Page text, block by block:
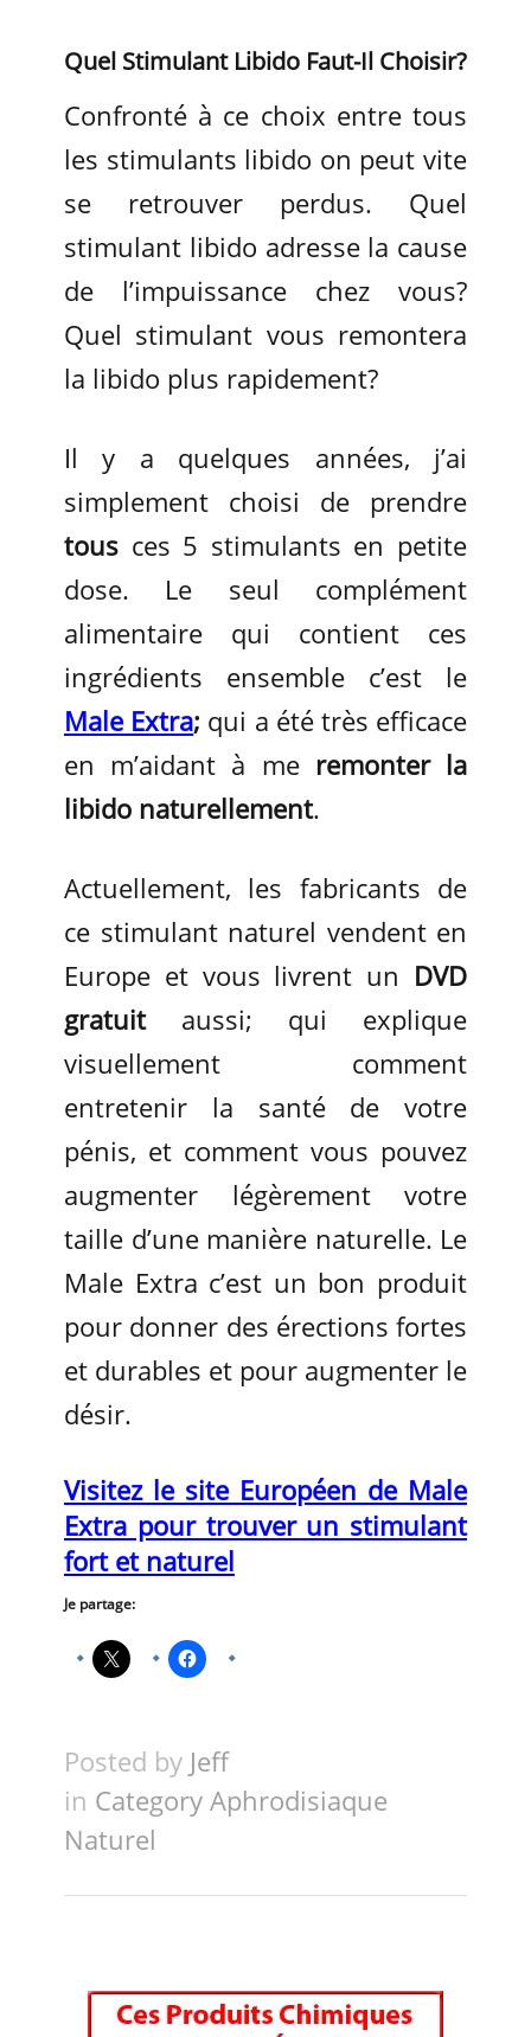
Quel Stimulant Libido Faut-Il Choisir?
Confronté à ce choix entre tous
les stimulants libido on peut vite
se retrouver perdus. Quel
stimulant libido adresse la cause
de l’impuissance chez vous?
Quel stimulant vous remontera
la libido plus rapidement?
Il y a quelques années, j’ai
simplement choisi de prendre
tous ces 5 stimulants en petite
dose. Le seul complément
alimentaire qui contient ces
ingrédients ensemble c’est le
Male Extra; qui a été très efficace
en m’aidant à me remonter la
libido naturellement.
Actuellement, les fabricants de
ce stimulant naturel vendent en
Europe et vous livrent un DVD
gratuitaussi; qui explique
visuellement comment
entretenir la santé de votre
pénis, et comment vous pouvez
augmenter légèrement votre
taille d’une manière naturelle. Le
Male Extra c’est un bon produit
pour donner des érections fortes
et durables et pour augmenter le
désir.
Visitez le site Européen de Male
Extra pour trouver un stimulant
fort et naturel
Je partage:
Posted by Jeff
in Category Aphrodisiaque
Naturel